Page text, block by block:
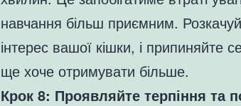
навчання більш приємним.
інтерес вашої кішки, і припиняйте
ще хоче отримувати більше.
Крок 8: Проявляйте терпіння та